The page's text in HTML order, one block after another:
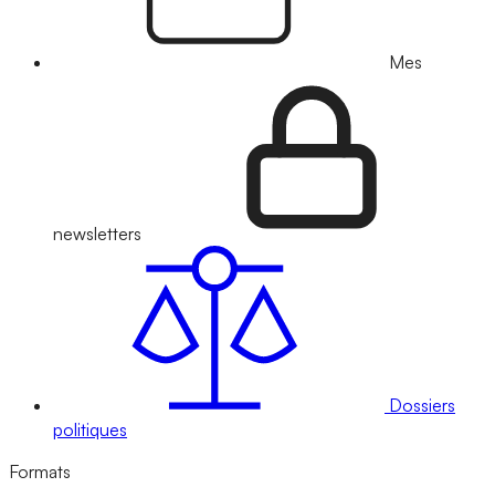
Mes
newsletters
Dossiers
politiques
Formats